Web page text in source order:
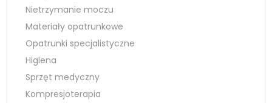
Nietrzymanie moczu
Materiały opatrunkowe
Opatrunki specjalistyczne
Higiena
Sprzęt medyczny
Kompresjoterapia